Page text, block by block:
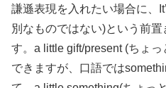
謙遜表現を入れたい場合に、
別なものではない)という前
す。a little gift/present (ちょ
できますが、口語では